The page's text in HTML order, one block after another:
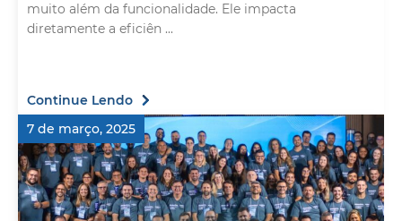
muito além da funcionalidade. Ele impacta
diretamente a eficiên ...
Continue Lendo
7 de março, 2025